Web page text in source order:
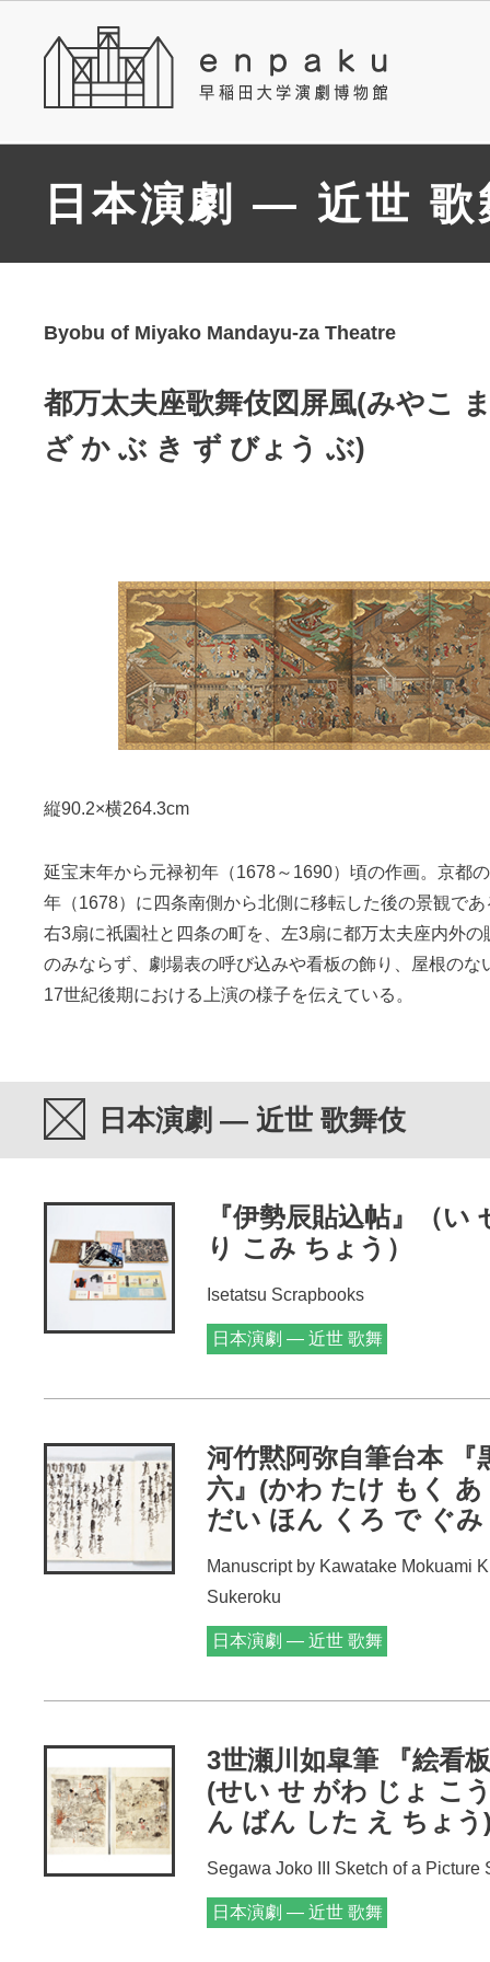
日本演劇 — 近世 歌
Byobu of Miyako Mandayu-za Theatre
都万太夫座歌舞伎図屏風(みやこ
ざ か ぶ き ず びょう ぶ)
縦90.2×横264.3cm
延宝末年から元禄初年（1678～1690）頃の作画。京都
年（1678）に四条南側から北側に移転した後の景観で
右3扇に祇園社と四条の町を、左3扇に都万太夫座内外の
のみならず、劇場表の呼び込みや看板の飾り、屋根のな
17世紀後期における上演の様子を伝えている。
日本演劇 — 近世 歌舞伎
『伊勢辰貼込帖』（い
り こみ ちょう）
Isetatsu Scrapbooks
日本演劇 — 近世 歌舞
河竹黙阿弥自筆台本 『
六』(かわ たけ もく
だい ほん くろ で ぐ
Manuscript by Kawatake Mokuami
Sukeroku
日本演劇 — 近世 歌舞
3世瀬川如皐筆 『絵看
(せい せ がわ じょ こ
ん ばん した え ちょう
Segawa Joko III Sketch of a Picture
日本演劇 — 近世 歌舞